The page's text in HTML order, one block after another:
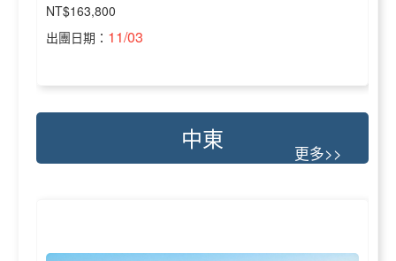
NT$163,800
出團日期： 11/03
中東 更多>>